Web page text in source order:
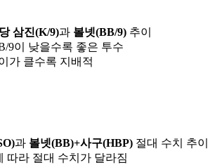
삼진(K/9)과 볼넷(BB/9) 추이
9이 낮을수록 좋은 투수
가 클수록 지배적
과 볼넷(BB)+사구(HBP) 절대 수치 추이
따라 절대 수치가 달라짐